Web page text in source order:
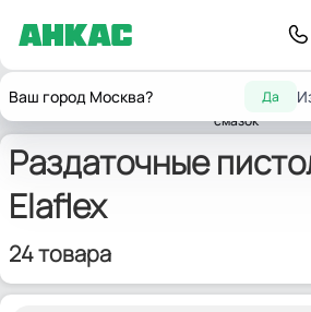
Ваш город Москва? Да
ГлавнаяОборудование
замены масел и
смазок
Раздаточные
Elaflex
24 товара